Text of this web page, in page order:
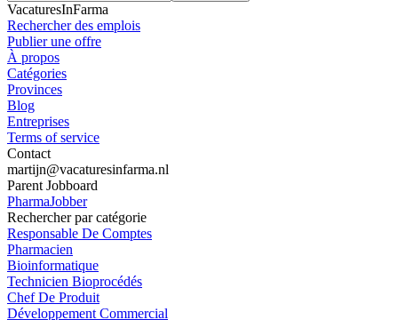
VacaturesInFarma
Rechercher des emplois
Publier une offre
À propos
Catégories
Provinces
Blog
Entreprises
Terms of service
Contact
martijn@vacaturesinfarma.nl
Parent Jobboard
PharmaJobber
Rechercher par catégorie
Responsable De Comptes
Pharmacien
Bioinformatique
Technicien Bioprocédés
Chef De Produit
Développement Commercial